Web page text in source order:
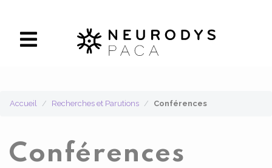
Accueil Recherches et Parutions Conférences
Conférences